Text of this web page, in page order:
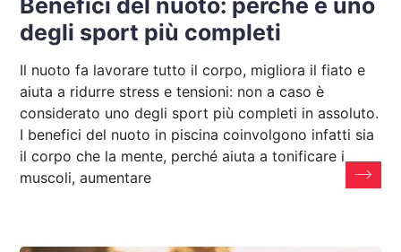
Benefici del nuoto: perché è uno
degli sport più completi
Il nuoto fa lavorare tutto il corpo, migliora il fiato e
aiuta a ridurre stress e tensioni: non a caso è
considerato uno degli sport più completi in assoluto.
I benefici del nuoto in piscina coinvolgono infatti sia
il corpo che la mente, perché aiuta a tonificare i
muscoli, aumentare